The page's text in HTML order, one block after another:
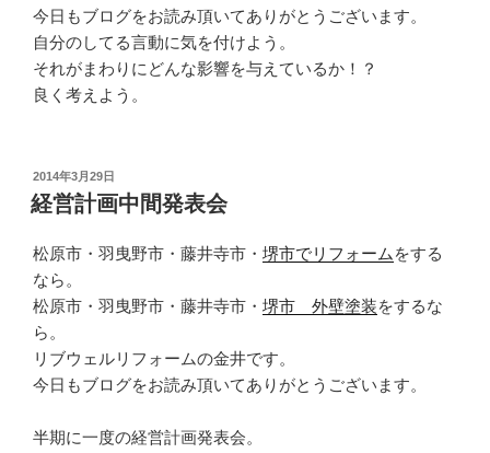
今日もブログをお読み頂いてありがとうございます。
自分のしてる言動に気を付けよう。
それがまわりにどんな影響を与えているか！？
良く考えよう。
投
稿
日:
2014年3月29日
経営計画中間発表会
松原市・羽曳野市・藤井寺市・ 堺市でリフォーム をする
なら。
松原市・羽曳野市・藤井寺市・ 堺市 外壁塗装をするな
ら。
リブウェルリフォームの金井です。
今日もブログをお読み頂いてありがとうございます。
半期に一度の経営計画発表会。